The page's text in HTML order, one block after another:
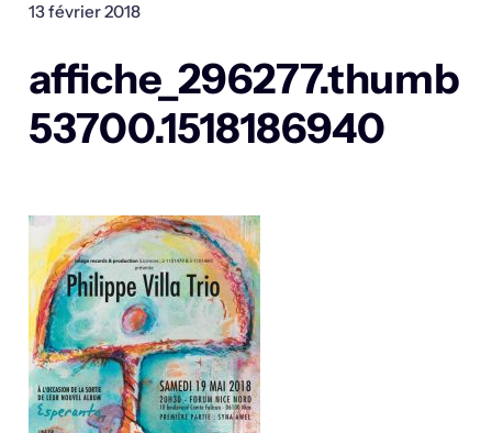
13 février 2018
affiche_296277.thumb
53700.1518186940